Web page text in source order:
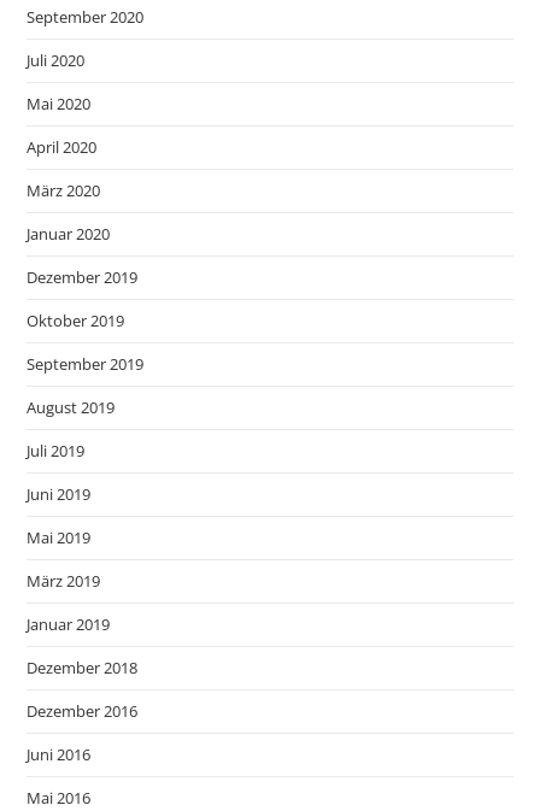
September 2020
Juli 2020
Mai 2020
April 2020
März 2020
Januar 2020
Dezember 2019
Oktober 2019
September 2019
August 2019
Juli 2019
Juni 2019
Mai 2019
März 2019
Januar 2019
Dezember 2018
Dezember 2016
Juni 2016
Mai 2016